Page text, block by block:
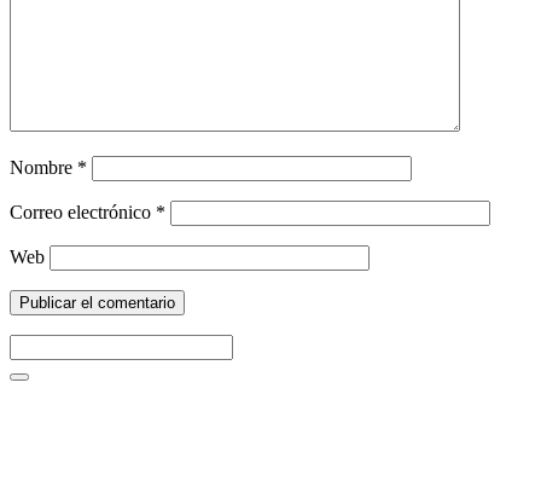
Nombre *
Correo electrónico *
Web